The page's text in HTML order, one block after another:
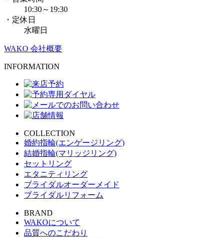
10:30～19:30
・定休日
水曜日
WAKO 会社概要
INFORMATION
COLLECTION
婚約指輪(エンゲージリング)
結婚指輪(マリッジリング)
セットリング
エタニティリング
ブライダルオーダーメイド
ブライダルリフォーム
BRAND
WAKOについて
品質へのこだわり